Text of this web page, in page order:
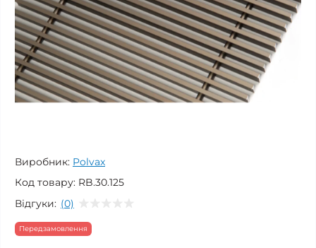
Виробник: Polvax
Код товару: RB.30.125
Відгуки: (0)
Передзамовлення